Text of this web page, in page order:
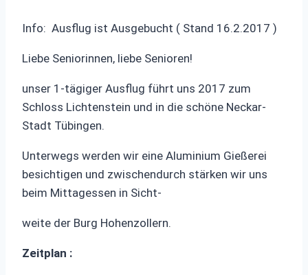
Info: Ausflug ist Ausgebucht ( Stand 16.2.2017 )
Liebe Seniorinnen, liebe Senioren!
unser 1-tägiger Ausflug führt uns 2017 zum
Schloss Lichtenstein und in die schöne Neckar-
Stadt Tübingen.
Unterwegs werden wir eine Aluminium Gießerei
besichtigen und zwischendurch stärken wir uns
beim Mittagessen in Sicht-
weite der Burg Hohenzollern.
Zeitplan :